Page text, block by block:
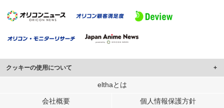
クッキーの使用について
このサイトでは Cookie を使用して、ユーザーに合わせたコンテンツや広告の
行っています。
elthaとは
会社概要 個人情報保護方針